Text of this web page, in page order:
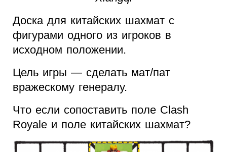
Доска для китайских шахмат с
фигурами одного из игроков в
исходном положении.
Цель игры — сделать мат/пат
вражескому генералу.
Что если сопоставить поле Clash
Royale и поле китайских шахмат?